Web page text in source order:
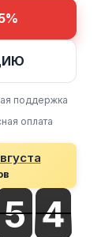
поддержка
оплата